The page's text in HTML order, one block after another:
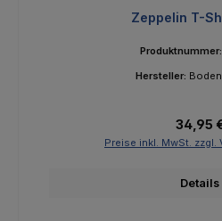
Durchschnittliche Bewertung
Zeppelin T-
Produktnummer:
Hersteller:
34,95
Preise inkl. MwSt. zzgl.
Details